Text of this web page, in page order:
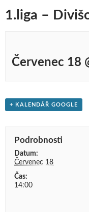
1.liga –
Červenec 18
+ KALENDÁŘ GOOGLE
Podrobnosti
Datum:
Červenec 18
Čas:
14:00